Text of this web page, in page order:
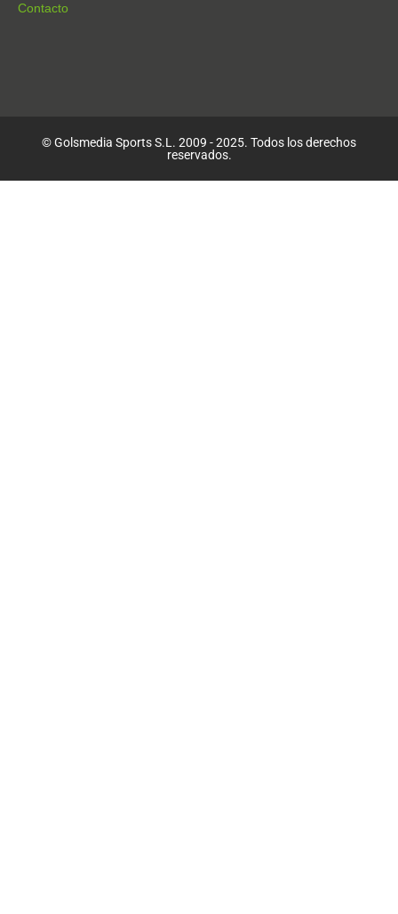
Contacto
© Golsmedia Sports S.L. 2009 - 2025. Todos los derechos
reservados.